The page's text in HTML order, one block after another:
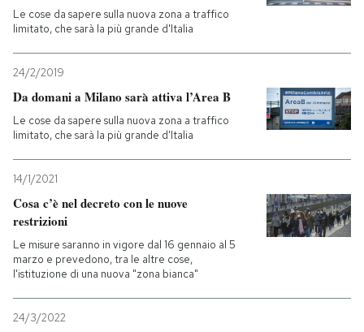
Le cose da sapere sulla nuova zona a traffico
limitato, che sarà la più grande d'Italia
24/2/2019
Da domani a Milano sarà attiva l’Area B
Le cose da sapere sulla nuova zona a traffico
limitato, che sarà la più grande d'Italia
14/1/2021
Cosa c’è nel decreto con le nuove
restrizioni
Le misure saranno in vigore dal 16 gennaio al 5
marzo e prevedono, tra le altre cose,
l'istituzione di una nuova "zona bianca"
24/3/2022